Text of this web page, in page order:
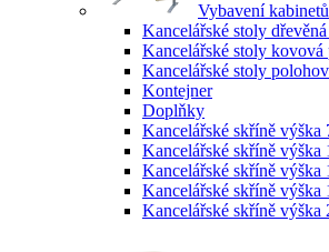
Vybavení kabinetů
Kancelářské stoly
Kancelářské stoly kovová
Kancelářské stoly
Kontejner
Doplňky
Kancelářské skříně výška
Kancelářské skříně výška
Kancelářské skříně výška
Kancelářské skříně výška
Kancelářské skříně výška